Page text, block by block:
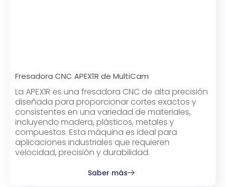
Fresadora CNC APEX1R de MultiCam
La APEX1R es una fresadora CNC de alta precisión
diseñada para proporcionar cortes exactos y
consistentes en una variedad de materiales,
incluyendo madera, plásticos, metales y
compuestos. Esta máquina es ideal para
aplicaciones industriales que requieren
velocidad, precisión y durabilidad.
Saber más